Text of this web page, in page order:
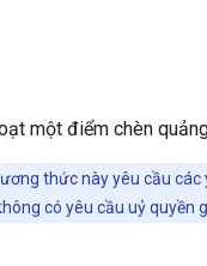
một điểm chèn
thức này yêu cầu
có yêu cầu uỷ quyền